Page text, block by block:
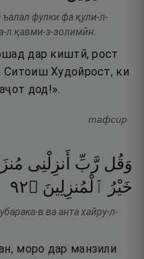
фулки фа қули-л-
л қавми-з-золимӣн.
дар киштӣ, рост
Ситоиш Худойрост, ки
дод!».
тафсир
وَقُل رَّبِّ أَنزِلْنِى
خَيْرُ ٱلْمُنزِلِينَ ۝٢٩
в ва анта хайру-л-
моро дар манзили